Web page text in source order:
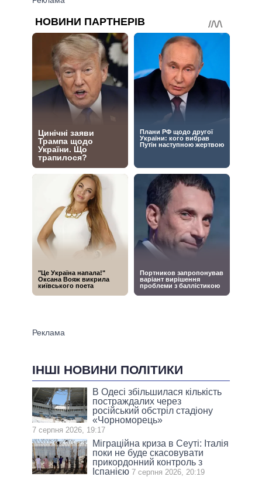
ІНШІ НОВИНИ ПОЛІТИКИ
В Одесі збільшилася кількість
постраждалих через
російський обстріл стадіону
«Чорноморець»
7 серпня 2026, 19:17
Міграційна криза в Сеуті: Італія
поки не буде скасовувати
прикордонний контроль з
Іспанією 7 серпня 2026, 20:19